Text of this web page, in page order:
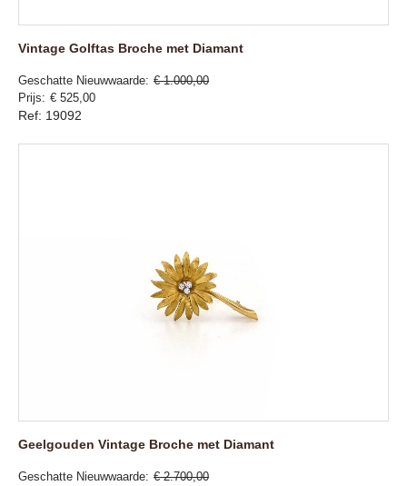
Vintage Golftas Broche met Diamant
Geschatte Nieuwwaarde € 1.000,00
Prijs
€ 525,00
Ref: 19092
Geelgouden Vintage Broche met Diamant
Geschatte Nieuwwaarde € 2.700,00